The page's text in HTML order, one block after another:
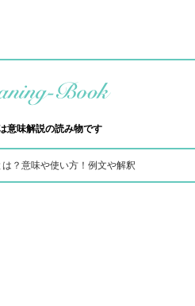
意味解説の読み物です
は？意味や使い方！例文や解釈